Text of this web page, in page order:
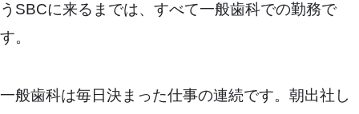
うSBCに来るまでは、すべて一般歯科での勤務で
す。
一般歯科は毎日決まった仕事の連続です。朝出社し